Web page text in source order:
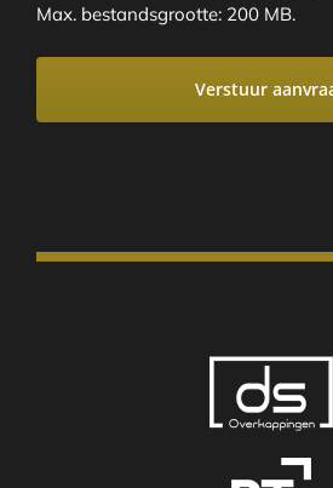
Max. bestandsgrootte: 200 MB.